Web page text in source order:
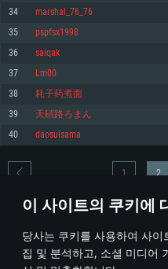
이 사이트의 쿠키에
당사는 쿠키를 사용하여 사
집 및 분석하고, 소셜 미디어
여유 저장 공간: 22.1 GB (최소 클라이
권장 사양
570 혹은 그 이상
여유 저장 공간: 62.2 GB (전체 클라
여유 저장 공간: 22.1 GB (최소 클라이
권장 사양
네트워크: 브로드밴드 인터넷
여유 저장 공간: 62.2 GB (전체 클라
여유 저장 공간: 22.1 GB (최소 클라이
권장 사양
운영체제: Ubuntu 20.04 64bit
프로세서: Intel Core i7
메모리: 16 GB
그래픽 카드: Vulkan 을 지원하고, 최
1060 (6개월 미만) 혹은 그와 동급
지원하는 AMD RX 570 (6개월 미만;
여유 저장 공간: 62.2 GB (전체 클라이
34 marshal_76_76
35 pspfsx1998
36 saiqak
37 Lm00
38 耗子药煮面
39 天硝路ろまん
40 daosuisama
* 순위표는 매일 1회 갱신됩니다
1 2